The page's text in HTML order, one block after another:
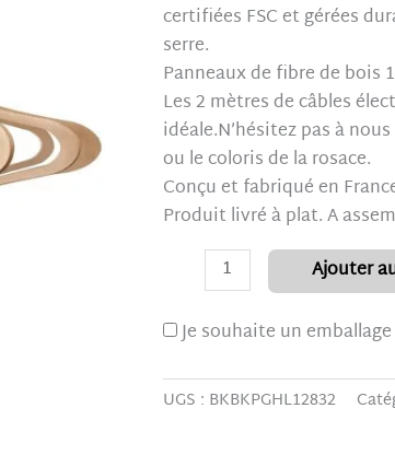
certifiées FSC et gérées
serre.
Panneaux de fibre de bois
Les 2 mètres de câbles
idéale.N’hésitez pas à
ou le coloris de la rosace.
Conçu et fabriqué en
Produit livré à plat. A
Ajouter
Je souhaite un
UGS : BKBKPGHL12832